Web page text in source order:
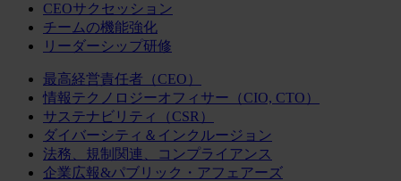
CEOサクセッション
チームの機能強化
リーダーシップ研修
最高経営責任者（CEO）
情報テクノロジーオフィサー（CIO, CTO）
サステナビリティ（CSR）
ダイバーシティ＆インクルージョン
法務、規制関連、コンプライアンス
企業広報&パブリック・アフェアーズ